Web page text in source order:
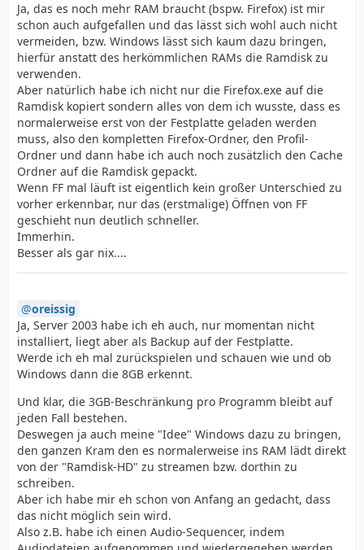
Ja, das es noch mehr RAM braucht (bspw. Firefox) ist mir
schon auch aufgefallen und das lässt sich wohl auch nicht
vermeiden, bzw. Windows lässt sich kaum dazu bringen,
hierfür anstatt des herkömmlichen RAMs die Ramdisk zu
verwenden.
Aber natürlich habe ich nicht nur die Firefox.exe auf die
Ramdisk kopiert sondern alles von dem ich wusste, dass es
normalerweise erst von der Festplatte geladen werden
muss, also den kompletten Firefox-Ordner, den Profil-
Ordner und dann habe ich auch noch zusätzlich den Cache
Ordner auf die Ramdisk gepackt.
Wenn FF mal läuft ist eigentlich kein großer Unterschied zu
vorher erkennbar, nur das (erstmalige) Öffnen von FF
geschieht nun deutlich schneller.
Immerhin.
Besser als gar nix....
oreissig
Ja, Server 2003 habe ich eh auch, nur momentan nicht
installiert, liegt aber als Backup auf der Festplatte.
Werde ich eh mal zurückspielen und schauen wie und ob
Windows dann die 8GB erkennt.
Und klar, die 3GB-Beschränkung pro Programm bleibt auf
jeden Fall bestehen.
Deswegen ja auch meine "Idee" Windows dazu zu bringen,
den ganzen Kram den es normalerweise ins RAM lädt direkt
von der "Ramdisk-HD" zu streamen bzw. dorthin zu
schreiben.
Aber ich habe mir eh schon von Anfang an gedacht, dass
das nicht möglich sein wird.
Also z.B. habe ich einen Audio-Sequencer, indem